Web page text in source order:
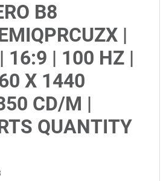
B8
|
16:9 | 100 HZ |
X 1440
CD/M |
QUANTITY